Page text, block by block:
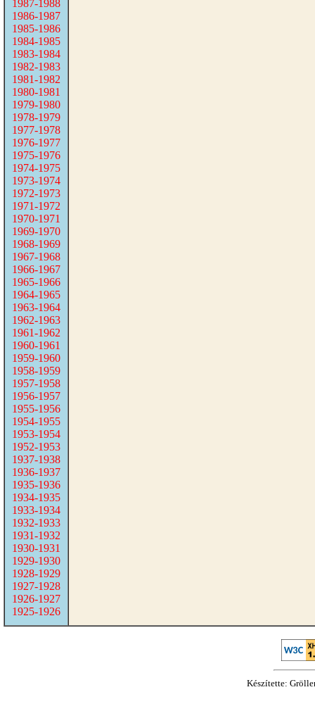
1987-1988
1986-1987
1985-1986
1984-1985
1983-1984
1982-1983
1981-1982
1980-1981
1979-1980
1978-1979
1977-1978
1976-1977
1975-1976
1974-1975
1973-1974
1972-1973
1971-1972
1970-1971
1969-1970
1968-1969
1967-1968
1966-1967
1965-1966
1964-1965
1963-1964
1962-1963
1961-1962
1960-1961
1959-1960
1958-1959
1957-1958
1956-1957
1955-1956
1954-1955
1953-1954
1952-1953
1937-1938
1936-1937
1935-1936
1934-1935
1933-1934
1932-1933
1931-1932
1930-1931
1929-1930
1928-1929
1927-1928
1926-1927
1925-1926
Készítette: